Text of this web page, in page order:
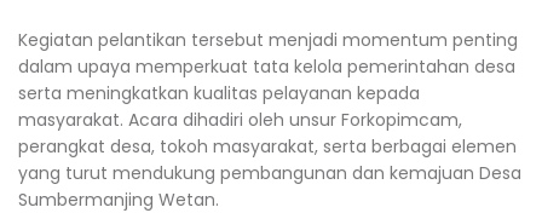
Kegiatan pelantikan tersebut menjadi momentum penting
dalam upaya memperkuat tata kelola pemerintahan desa
serta meningkatkan kualitas pelayanan kepada
masyarakat. Acara dihadiri oleh unsur Forkopimcam,
perangkat desa, tokoh masyarakat, serta berbagai elemen
yang turut mendukung pembangunan dan kemajuan Desa
Sumbermanjing Wetan.